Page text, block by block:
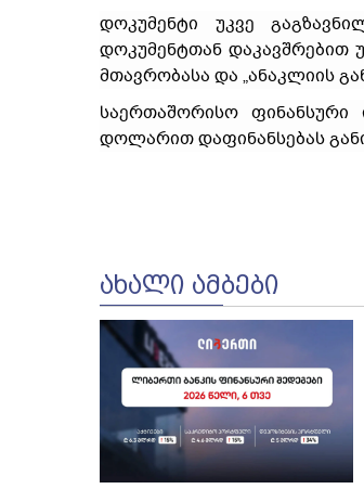
დოკუმენტი უკვე
დოკუმენტთან დაკავშრებით
მთავრობასა და „ანაკლიის
საერთაშორისო ფინანსური
დოლარით დაფინანსებას
ᲐᲮᲐᲚᲘ ᲐᲛᲑᲔᲑᲘ